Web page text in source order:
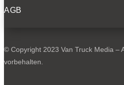
AGB
© Copyright 2023 Van Truck Media –
vorbehalten.